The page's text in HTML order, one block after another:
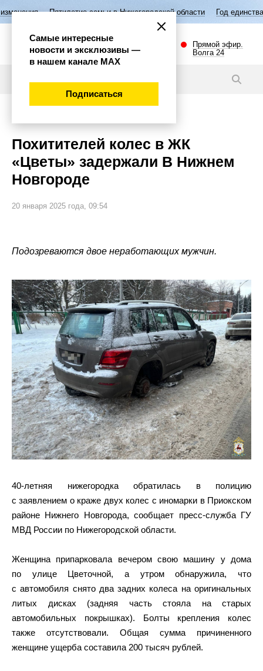
семьи в Нижегородской области Год единства народов России
Прямой эфир.
Волга 24
Похитителей колес в ЖК
«Цветы» задержали В Нижнем
Новгороде
20 января 2025 года, 09:54
Подозреваются двое неработающих мужчин.
40-летняя нижегородка обратилась в полицию
с заявлением о краже двух колес с иномарки в Приокском
районе Нижнего Новгорода, сообщает пресс-служба ГУ
МВД России по Нижегородской области.
Женщина припарковала вечером свою машину у дома
по улице Цветочной, а утром обнаружила, что
с автомобиля снято два задних колеса на оригинальных
литых дисках (задняя часть стояла на старых
автомобильных покрышках). Болты крепления колес
также отсутствовали. Общая сумма причиненного
женщине ущерба составила 200 тысяч рублей.
Самые интересные
новости и эксклюзивы —
в нашем канале МАХ
Подписаться